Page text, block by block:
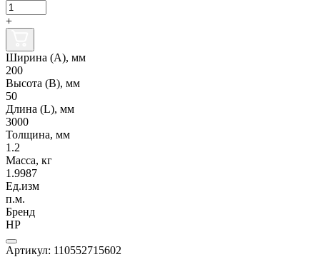
+
Ширина (А), мм
200
Высота (В), мм
50
Длина (L), мм
3000
Толщина, мм
1.2
Масса, кг
1.9987
Ед.изм
п.м.
Бренд
НР
Артикул: 110552715602